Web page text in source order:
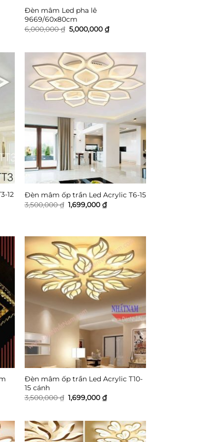
Đèn mâm Led pha lê
9669/60x80cm
6,000,000₫ Giá
gốc
5,000,000₫Giá
hiện
5,000,000 ₫.
12
₫.
Đèn mâm ốp trần Led Acrylic T6-15
3,500,000₫ Giá
gốc
1,699,000₫Giá
hiện
Đèn mâm ốp trần Led Acrylic T10-
15 cánh
3,500,000₫ Giá
gốc
1,699,000₫Giá
hiện
1,699,000 ₫.